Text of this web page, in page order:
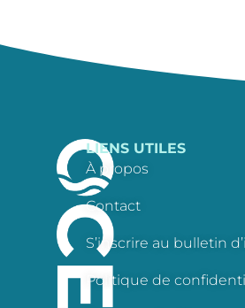
LIENS UTILES
À propos
Contact
S’inscrire au bulletin
Politique de